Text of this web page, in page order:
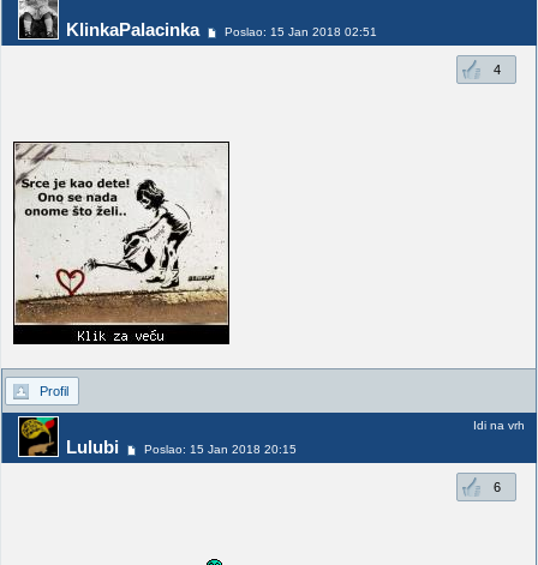
KlinkaPalacinka Poslao: 15 Jan 2018 02:51
4
Profil
Lulubi Poslao: 15 Jan 2018 20:15
Idi na vrh
6